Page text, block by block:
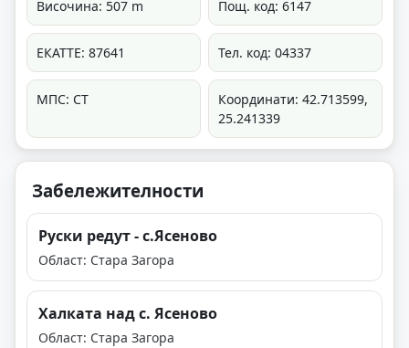
Височина: 507 m Пощ. код: 6147
ЕКАТТЕ: 87641 Тел. код: 04337
МПС: СТ
Координати: 42.713599,
25.241339
Забележителности
Руски редут - с.Ясеново
Област: Стара Загора
Халката над с. Ясеново
Област: Стара Загора